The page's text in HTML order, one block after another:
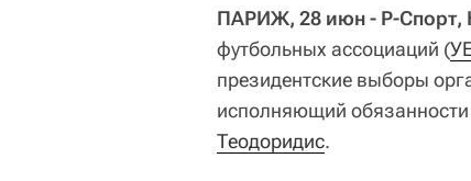
ПАРИЖ, 28 июн - Р-Спорт,
футбольных ассоциаций (
президентские выборы
исполняющий обязанности
Теодоридис.